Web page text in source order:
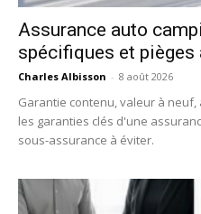
Assurance auto
spécifiques et pièges
Charles Albisson - 8 août 2026
Garantie contenu, valeur à
les garanties clés d'une
sous-assurance à éviter.